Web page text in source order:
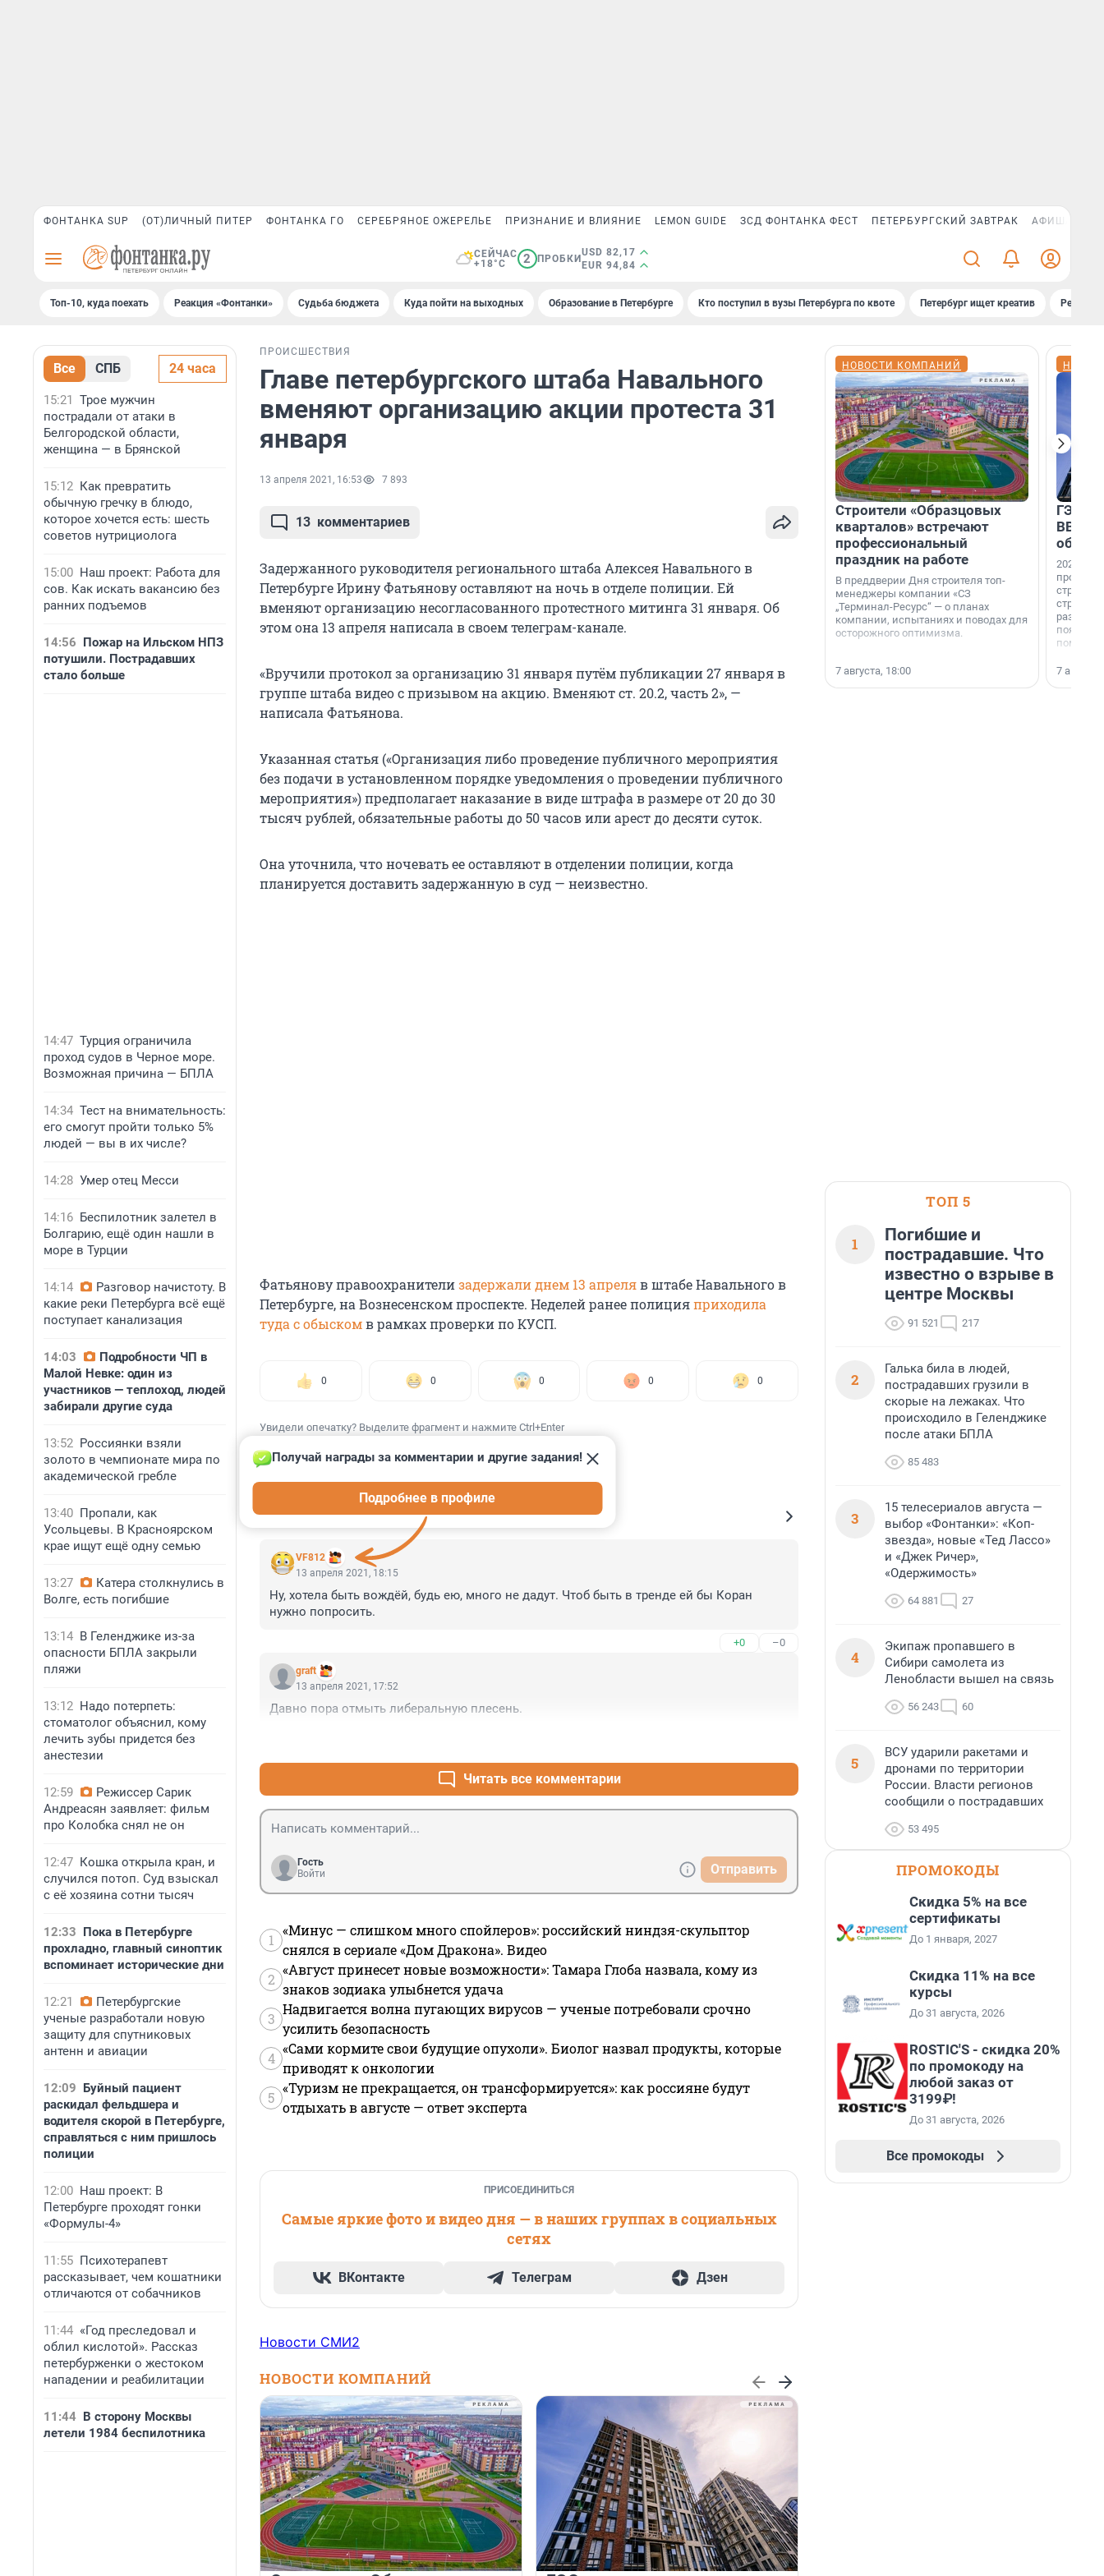
ФОНТАНКА SUP (ОТ)ЛИЧНЫЙ ПИТЕР ФОНТАНКА ГО СЕРЕБРЯНОЕ ОЖЕРЕЛЬЕ ПРИЗНАНИЕ И ВЛИЯНИЕ LEMON GUIDE ЗСД ФОНТАНКА ФЕСТ ПЕТЕРБУРГСКИЙ ЗАВТРАК АФИША PLUS
СЕЙЧАС
+18°C
2 ПРОБКИ
USD 82,17
EUR 94,84
Топ-10, куда поехать Реакция «Фонтанки» Судьба бюджета Куда пойти на выходных Образование в Петербурге Кто поступил в вузы Петербурга по квоте Петербург ищет креатив
Все СПБ 24 часа
15:21 Трое мужчин
пострадали от атаки в
Белгородской области,
женщина — в Брянской
15:12 Как превратить
обычную гречку в блюдо,
которое хочется есть: шесть
советов нутрициолога
15:00 Наш проект: Работа для
сов. Как искать вакансию без
ранних подъемов
14:56 Пожар на Ильском НПЗ
потушили. Пострадавших
стало больше
14:47 Турция ограничила
проход судов в Черное море.
Возможная причина — БПЛА
14:34 Тест на внимательность:
его смогут пройти только 5%
людей — вы в их числе?
14:28 Умер отец Месси
14:16 Беспилотник залетел в
Болгарию, ещё один нашли в
море в Турции
14:14
Разговор начистоту. В
какие реки Петербурга всё ещё
поступает канализация
14:03
Подробности ЧП в
Малой Невке: один из
участников — теплоход, людей
забирали другие суда
13:52 Россиянки взяли
золото в чемпионате мира по
академической гребле
13:40 Пропали, как
Усольцевы. В Красноярском
крае ищут ещё одну семью
13:27
Катера столкнулись в
Волге, есть погибшие
13:14 В Геленджике из-за
опасности БПЛА закрыли
пляжи
13:12 Надо потерпеть:
стоматолог объяснил, кому
лечить зубы придется без
анестезии
12:59
Режиссер Сарик
Андреасян заявляет: фильм
про Колобка снял не он
12:47 Кошка открыла кран, и
случился потоп. Суд взыскал
с её хозяина сотни тысяч
12:33 Пока в Петербурге
прохладно, главный синоптик
вспоминает исторические дни
12:21
Петербургские
ученые разработали новую
защиту для спутниковых
антенн и авиации
12:09 Буйный пациент
раскидал фельдшера и
водителя скорой в Петербурге,
справляться с ним пришлось
полиции
12:00 Наш проект: В
Петербурге проходят гонки
«Формулы-4»
11:55 Психотерапевт
рассказывает, чем кошатники
отличаются от собачников
11:44 «Год преследовал и
облил кислотой». Рассказ
петербурженки о жестоком
нападении и реабилитации
11:44 В сторону Москвы
летели 1984 беспилотника
ПРОИСШЕСТВИЯ
Главе петербургского штаба Навального
вменяют организацию акции протеста 31
января
13 апреля 2021, 16:53 7 893
13 комментариев
Задержанного руководителя регионального штаба Алексея Навального в
Петербурге Ирину Фатьянову оставляют на ночь в отделе полиции. Ей
вменяют организацию несогласованного протестного митинга 31 января. Об
этом она 13 апреля написала в своем телеграм-канале.
«Вручили протокол за организацию 31 января путём публикации 27 января в
группе штаба видео с призывом на акцию. Вменяют ст. 20.2, часть 2», —
написала Фатьянова.
Указанная статья («Организация либо проведение публичного мероприятия
без подачи в установленном порядке уведомления о проведении публичного
мероприятия») предполагает наказание в виде штрафа в размере от 20 до 30
тысяч рублей, обязательные работы до 50 часов или арест до десяти суток.
Она уточнила, что ночевать ее оставляют в отделении полиции, когда
планируется доставить задержанную в суд — неизвестно.
Фатьянову правоохранителизадержали днем 13 апреляв штабе Навального в
Петербурге, на Вознесенском проспекте. Неделей ранее полицияприходила
туда с обыскомв рамках проверки по КУСП.
0 0 0 0 0
Увидели опечатку? Выделите фрагмент и нажмите Ctrl+Enter
КОММЕНТАРИИ 13
VF812
Получай награды за комментарии и другие задания!
Подробнее в профиле
13 апреля 2021, 18:15
Ну, хотела быть вождёй, будь ею, много не дадут. Чтоб быть в тренде ей бы Коран
нужно попросить.
+0 –0
graft
13 апреля 2021, 17:52
Давно пора отмыть либеральную плесень.
Читать все комментарии
Гость
Войти
Отправить
1
«Минус — слишком много спойлеров»: российский ниндзя-скульптор
снялся в сериале «Дом Дракона». Видео
2
«Август принесет новые возможности»: Тамара Глоба назвала, кому из
знаков зодиака улыбнется удача
3
Надвигается волна пугающих вирусов — ученые потребовали срочно
усилить безопасность
4
«Сами кормите свои будущие опухоли». Биолог назвал продукты, которые
приводят к онкологии
5
«Туризм не прекращается, он трансформируется»: как россияне будут
отдыхать в августе — ответ эксперта
ПРИСОЕДИНИТЬСЯ
Самые яркие фото и видео дня — в наших группах в социальных
сетях
ВКонтакте Телеграм Дзен
Новости СМИ2
НОВОСТИ КОМПАНИЙ
НОВОСТИ КОМПАНИЙ
Строители «Образцовых
кварталов» встречают
профессиональный
праздник на работе
В преддверии Дня строителя топ-
менеджеры компании «СЗ
„Терминал-Ресурс“ — о планах
компании, испытаниях и поводах для
осторожного оптимизма.
7 августа, 18:00
ГЭС,
ВВП: в
об
2026-й —
раз. В
7
ТОП 5
1
Погибшие и
пострадавшие. Что
известно о взрыве в
центре Москвы
91 521 217
2
Галька била в людей,
пострадавших грузили в
скорые на лежаках. Что
происходило в Геленджике
после атаки БПЛА
85 483
3
15 телесериалов августа —
выбор «Фонтанки»: «Коп-
звезда», новые «Тед Лассо»
и «Джек Ричер»,
«Одержимость»
64 881 27
4
Экипаж пропавшего в
Сибири самолета из
Ленобласти вышел на связь
56 243 60
5
ВСУ ударили ракетами и
дронами по территории
России. Власти регионов
сообщили о пострадавших
53 495
ПРОМОКОДЫ
Скидка 5% на все
сертификаты
До 1 января, 2027
Скидка 11% на все
курсы
До 31 августа, 2026
ROSTIC'S - скидка 20%
по промокоду на
любой заказ от
3199₽!
До 31 августа, 2026
Все промокоды